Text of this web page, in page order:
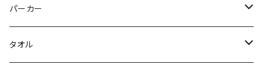
Milky✳︎Sphene
シークレットシャノワール
Milky✳︎Sphene
サコッシュ
パーカー
スポポポポニー
タオル